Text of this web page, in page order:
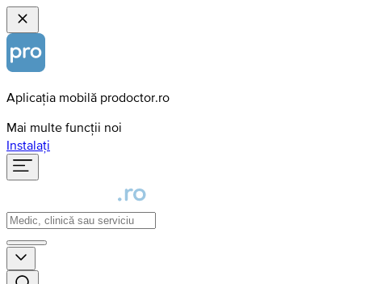
Aplicația mobilă prodoctor.ro
Mai multe funcții noi
Instalați